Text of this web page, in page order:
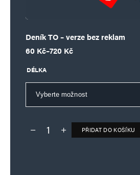
Deník TO – verze bez reklam
60 Kč–720 Kč
Rozpětí cen: 60 Kč až 720 Kč
DÉLKA
Deník TO – verze bez reklam množství
PŘIDAT DO KOŠÍKU